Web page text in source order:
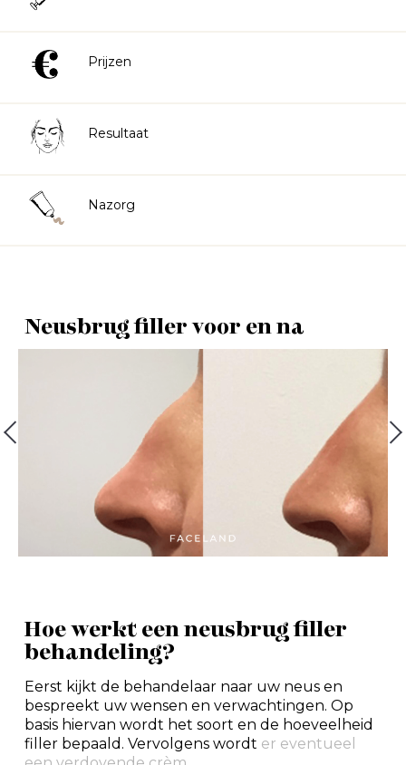
Prijzen
Resultaat
Nazorg
Neusbrug filler voor en na
Hoe werkt een neusbrug filler
behandeling?
Eerst kijkt de behandelaar naar uw neus en
bespreekt uw wensen en verwachtingen. Op
basis hiervan wordt het soort en de hoeveelheid
filler bepaald. Vervolgens wordt er eventueel